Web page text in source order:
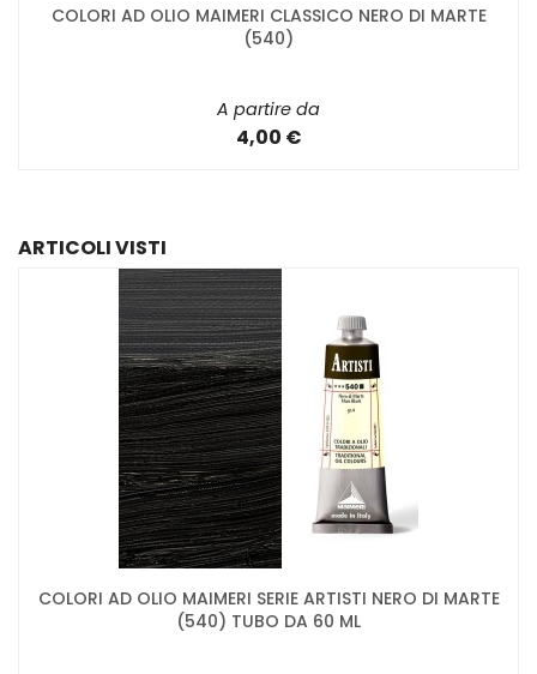
COLORI AD OLIO MAIMERI CLASSICO NERO DI MARTE
(540)
A partire da
4,00 €
ARTICOLI VISTI
COLORI AD OLIO MAIMERI SERIE ARTISTI NERO DI MARTE
(540) TUBO DA 60 ML